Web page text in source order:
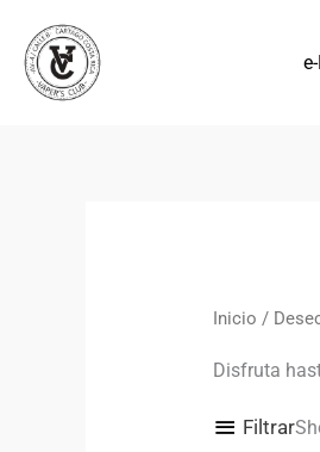
Inicio /
Disfruta
Filtrar